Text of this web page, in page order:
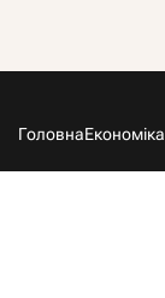
ГоловнаЕкономіка